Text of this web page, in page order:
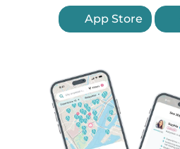
App Store